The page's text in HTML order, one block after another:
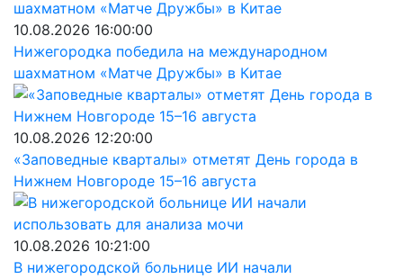
10.08.2026 16:00:00
Нижегородка победила на международном
шахматном «Матче Дружбы» в Китае
10.08.2026 12:20:00
«Заповедные кварталы» отметят День города в
Нижнем Новгороде 15–16 августа
10.08.2026 10:21:00
В нижегородской больнице ИИ начали